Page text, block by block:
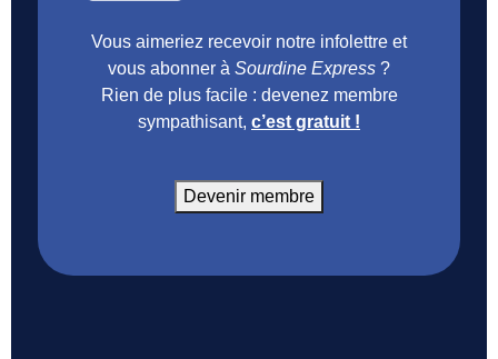
Vous aimeriez recevoir notre infolettre et
vous abonner à Sourdine Express ?
Rien de plus facile : devenez membre
sympathisant, c’est gratuit !
Devenir membre